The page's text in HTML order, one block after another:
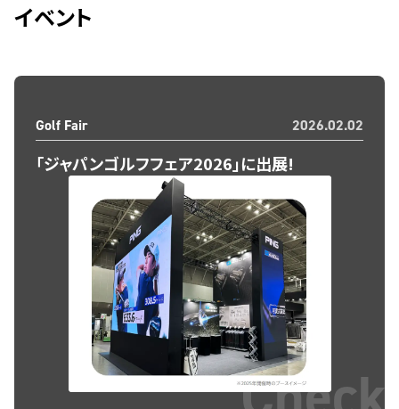
イベント
Golf Fair 2026.02.02
「ジャパンゴルフフェア2026」に出展!